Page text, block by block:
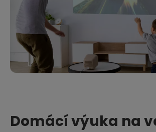
Domácí výuka na